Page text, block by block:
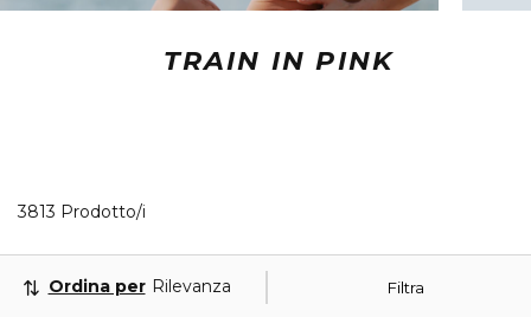
TRAIN IN PINK
3813 Prodotto/i
Filtra
Ordina per Rilevanza